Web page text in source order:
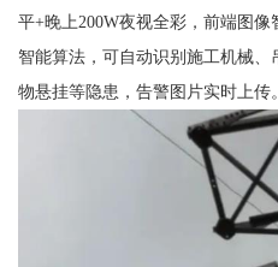
平+晚上200W夜视全彩，前端图
智能算法，可自动识别施工机械
物悬挂等隐患，告警图片实时上传。